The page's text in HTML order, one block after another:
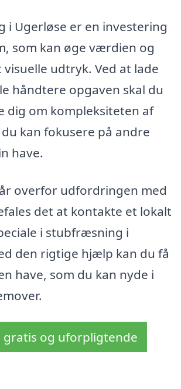
i Ugerløse er en investering
som kan øge værdien og
udtryk. Ved at lade
håndtere opgaven skal du
dig om kompleksiteten af
kan fokusere på andre
have.
overfor udfordringen med
det at kontakte et lokalt
i stubfræsning i
den rigtige hjælp kan du få
have, som du kan nyde i
gratis og uforpligtende